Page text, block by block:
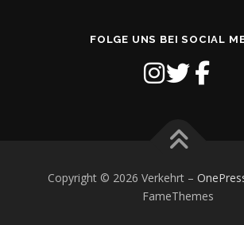
FOLGE UNS BEI SOCIAL
Copyright © 2026 Verkehrt –
FameThemes